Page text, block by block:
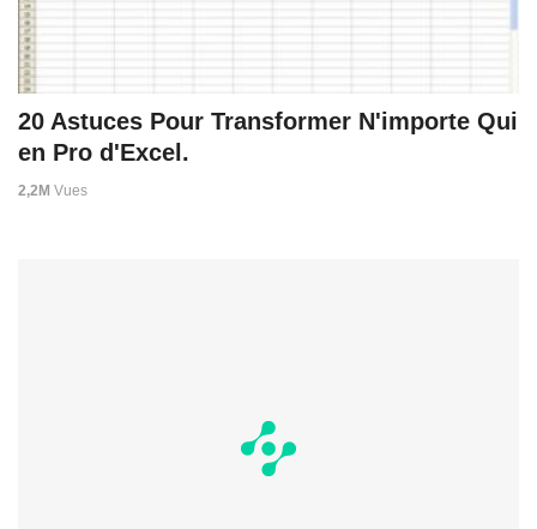
20 Astuces Pour Transformer N'importe Qui
en Pro d'Excel.
2,2M Vues